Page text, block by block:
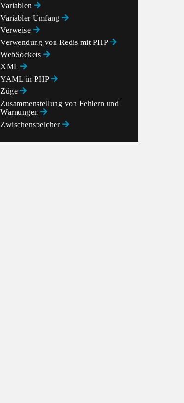
Variablen
Variabler Umfang
Verweise
Verwendung von Redis mit PHP
WebSockets
XML
YAML in PHP
Züge
Zusammenstellung von Fehlern und
Warnungen
Zwischenspeicher